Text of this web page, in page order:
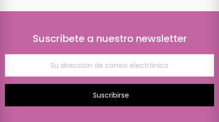
Suscríbete a nuestro newsletter
Suscribirse